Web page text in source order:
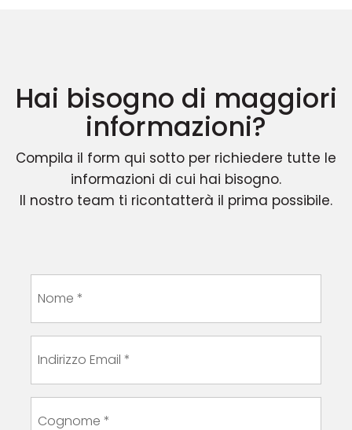
Hai bisogno di maggiori
informazioni?
Compila il form qui sotto per richiedere tutte le
informazioni di cui hai bisogno.
Il nostro team ti ricontatterà il prima possibile.